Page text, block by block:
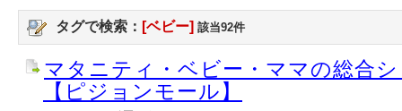
タグで検索： [ベビー] 該当92件
マタニティ・ベビー・ママの総合
【ピジョンモール】